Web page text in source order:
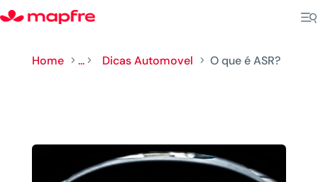
Home 5 ... 5 Dicas Automovel 5 O que é ASR?